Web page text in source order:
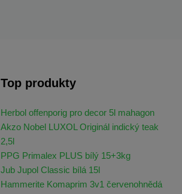
Top produkty
Herbol offenporig pro decor 5l mahagon
Akzo Nobel LUXOL Originál indický teak
2,5l
PPG Primalex PLUS bílý 15+3kg
Jub Jupol Classic bílá 15l
Hammerite Komaprim 3v1 červenohnědá